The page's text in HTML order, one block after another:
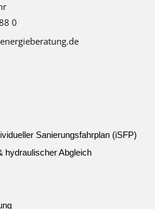
0
Sanierungsfahrplan (iSFP)
hydraulischer Abgleich